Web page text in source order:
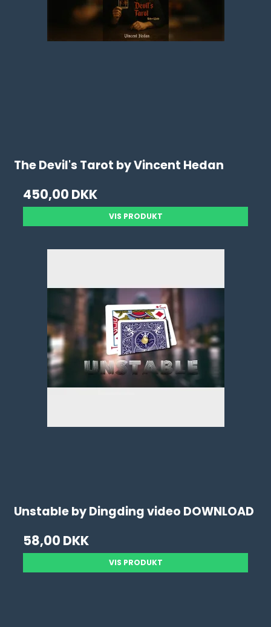
The Devil's Tarot by Vincent Hedan
450,00 DKK
VIS PRODUKT
Unstable by Dingding video DOWNLOAD
58,00 DKK
VIS PRODUKT